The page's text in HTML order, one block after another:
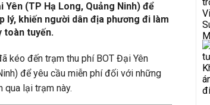
(TP Hạ Long, Quảng Ninh) để
lý, khiến người dân địa phương đi làm
toàn tuyến.
kéo đến trạm thu phí BOT Đại Yên
để yêu cầu miễn phí đối với những
lại trạm này.